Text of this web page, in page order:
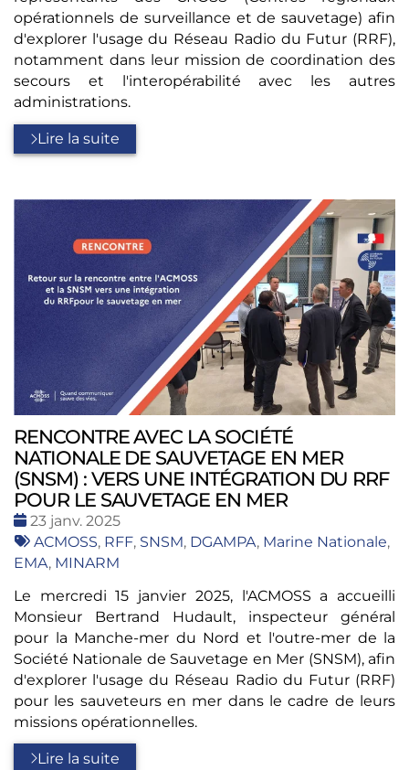
opérationnels de surveillance et de sauvetage) afin
d'explorer l'usage du Réseau Radio du Futur (RRF),
notamment dans leur mission de coordination des
secours et l'interopérabilité avec les autres
administrations.
Lire la suite
RENCONTRE AVEC LA SOCIÉTÉ
NATIONALE DE SAUVETAGE EN MER
(SNSM) : VERS UNE INTÉGRATION DU RRF
POUR LE SAUVETAGE EN MER
Date
:
23 janv. 2025
Tags
:
ACMOSS, RFF, SNSM, DGAMPA, Marine Nationale,
EMA, MINARM
Le mercredi 15 janvier 2025, l'ACMOSS a accueilli
Monsieur Bertrand Hudault, inspecteur général
pour la Manche-mer du Nord et l'outre-mer de la
Société Nationale de Sauvetage en Mer (SNSM), afin
d'explorer l'usage du Réseau Radio du Futur (RRF)
pour les sauveteurs en mer dans le cadre de leurs
missions opérationnelles.
Lire la suite